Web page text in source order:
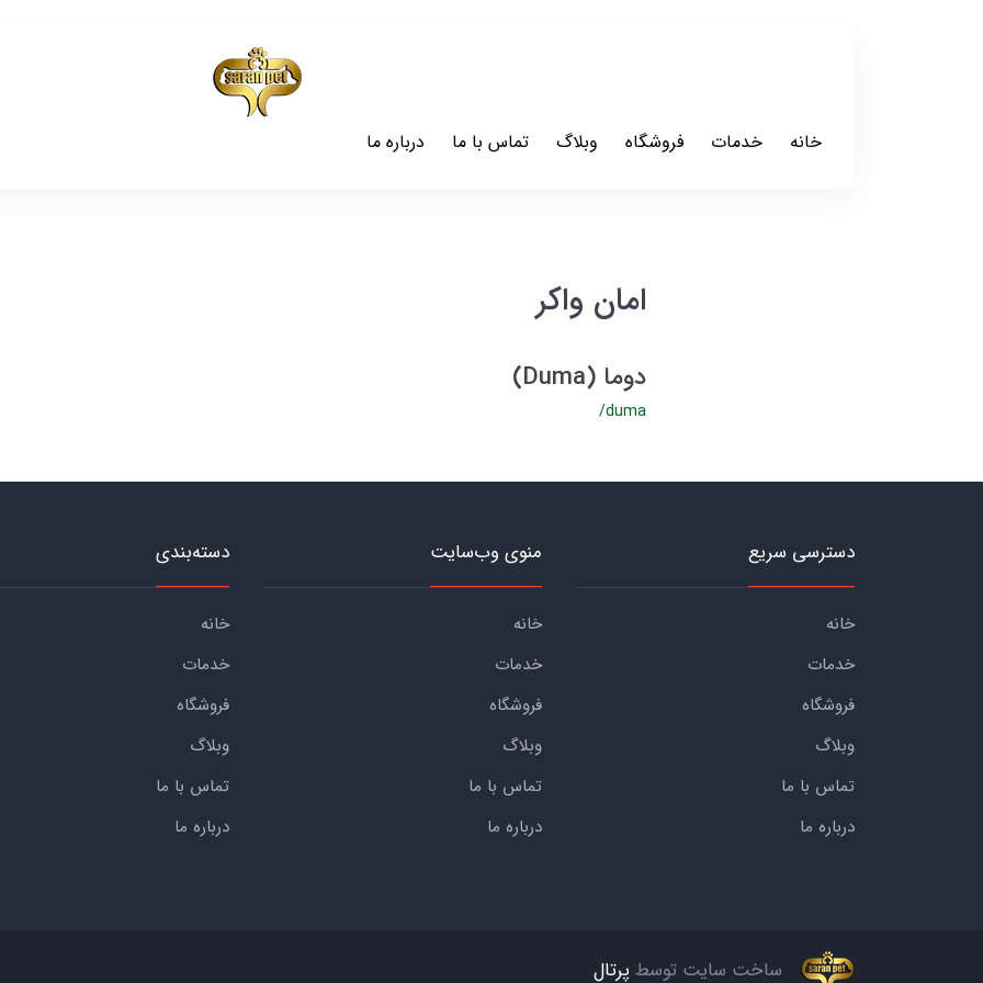
خانه خدمات فروشگاه وبلاگ تماس با ما درباره ما
امان واکر
دوما (Duma)
/duma
دسترسی سریع
خانه
خدمات
فروشگاه
وبلاگ
تماس با ما
درباره ما
منوی وب‌سایت
خانه
خدمات
فروشگاه
وبلاگ
تماس با ما
درباره ما
دسته‌بندی
خانه
خدمات
فروشگاه
وبلاگ
تماس با ما
درباره ما
ساخت سایت توسط پرتال